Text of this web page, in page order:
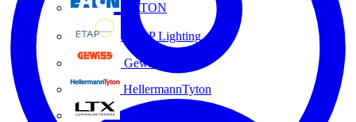
EATON
ETAP Lighting
Gewiss
HellermannTyton